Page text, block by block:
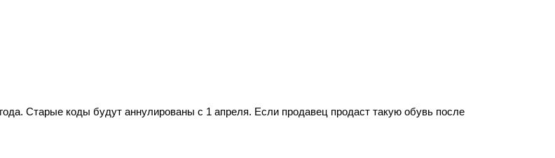
Старые коды будут аннулированы с 1 апреля. Если продавец продаст такую обувь после